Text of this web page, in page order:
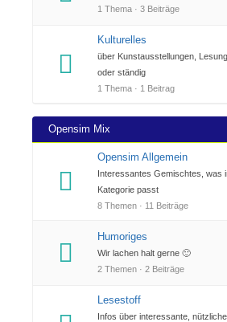
1 Thema · 3 Beiträge
Kulturelles
über Kunstausstellungen,
oder ständig
1 Thema · 1 Beitrag
Opensim Mix
Opensim Allgemein
Interessantes Gemischtes, was
Kategorie passt
8 Themen · 11 Beiträge
Humoriges
Wir lachen halt gerne 🙂
2 Themen · 2 Beiträge
Lesestoff
Infos über interessante,